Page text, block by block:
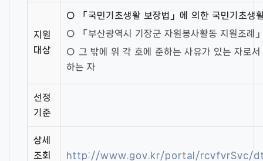
지원
대상
○ 「국민기초생활 보장법」에 의한 국민기초생
○ 「부산광역시 기장군 자원봉사활동 지원조례
○ 그 밖에 위 각 호에 준하는 사유가 있는 자로서
하는 자
선정
기준
상세
조회
http://www.gov.kr/portal/rcvfvrSvc/